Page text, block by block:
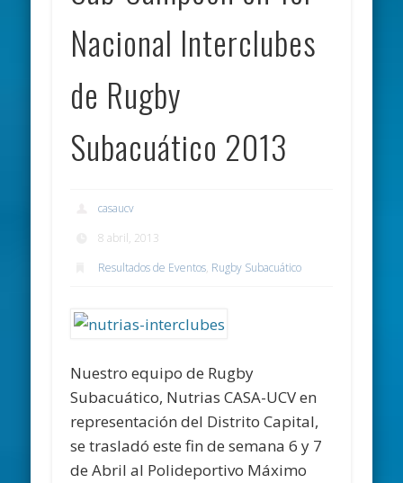
Nacional Interclubes
de Rugby
Subacuático 2013
casaucv
8 abril, 2013
Resultados de Eventos, Rugby Subacuático
Nuestro equipo de Rugby
Subacuático, Nutrias CASA-UCV en
representación del Distrito Capital,
se trasladó este fin de semana 6 y 7
de Abril al Polideportivo Máximo